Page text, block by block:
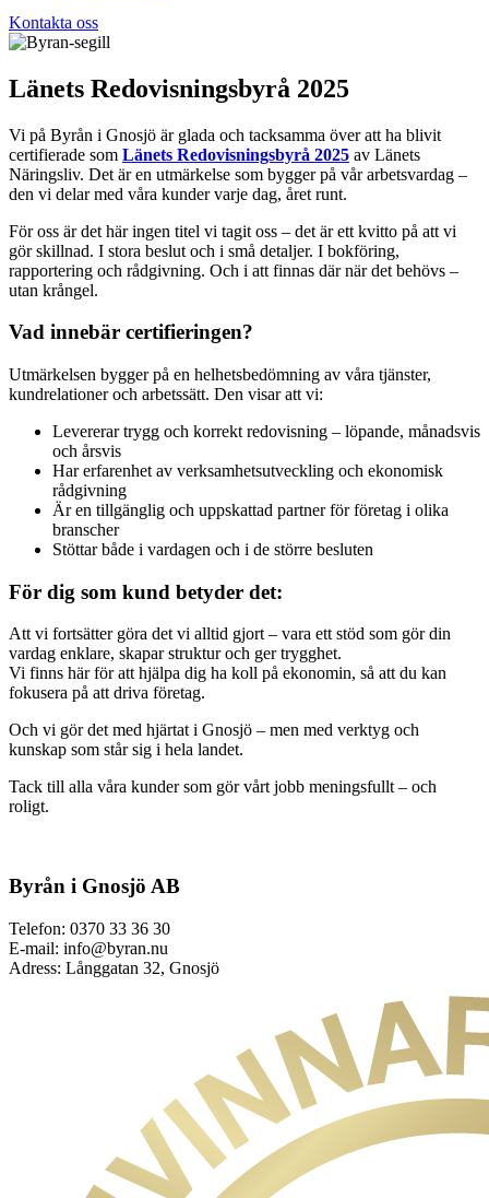
Kontakta oss
Länets Redovisningsbyrå 2025
Vi på Byrån i Gnosjö är glada och tacksamma över att ha blivit
certifierade som Länets Redovisningsbyrå 2025 av Länets
Näringsliv. Det är en utmärkelse som bygger på vår arbetsvardag –
den vi delar med våra kunder varje dag, året runt.
För oss är det här ingen titel vi tagit oss – det är ett kvitto på att vi
gör skillnad. I stora beslut och i små detaljer. I bokföring,
rapportering och rådgivning. Och i att finnas där när det behövs –
utan krångel.
Vad innebär certifieringen?
Utmärkelsen bygger på en helhetsbedömning av våra tjänster,
kundrelationer och arbetssätt. Den visar att vi:
Levererar trygg och korrekt redovisning – löpande, månadsvis
och årsvis
Har erfarenhet av verksamhetsutveckling och ekonomisk
rådgivning
Är en tillgänglig och uppskattad partner för företag i olika
branscher
Stöttar både i vardagen och i de större besluten
För dig som kund betyder det:
Att vi fortsätter göra det vi alltid gjort – vara ett stöd som gör din
vardag enklare, skapar struktur och ger trygghet.
Vi finns här för att hjälpa dig ha koll på ekonomin, så att du kan
fokusera på att driva företag.
Och vi gör det med hjärtat i Gnosjö – men med verktyg och
kunskap som står sig i hela landet.
Tack till alla våra kunder som gör vårt jobb meningsfullt – och
roligt.
Byrån i Gnosjö AB
Telefon: 0370 33 36 30
E-mail: info@byran.nu
Adress: Långgatan 32, Gnosjö